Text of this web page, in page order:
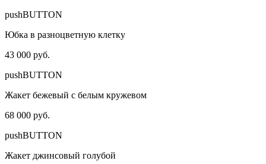
pushBUTTON
Юбка в разноцветную клетку
43 000 руб.
pushBUTTON
Жакет бежевый с белым кружевом
68 000 руб.
pushBUTTON
Жакет джинсовый голубой